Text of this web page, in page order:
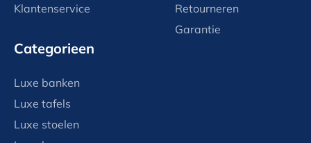
Klantenservice
Retourneren
Garantie
Categorieen
Luxe banken
Luxe tafels
Luxe stoelen